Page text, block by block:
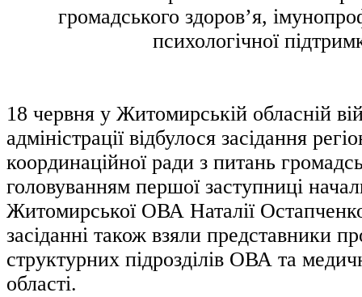
18 червня у Житомирській обласній
адміністрації відбулося засідання
координаційної ради з питань
головуванням першої заступниці
Житомирської ОВА Наталії
засіданні також взяли представники
структурних підрозділів ОВА та
області.